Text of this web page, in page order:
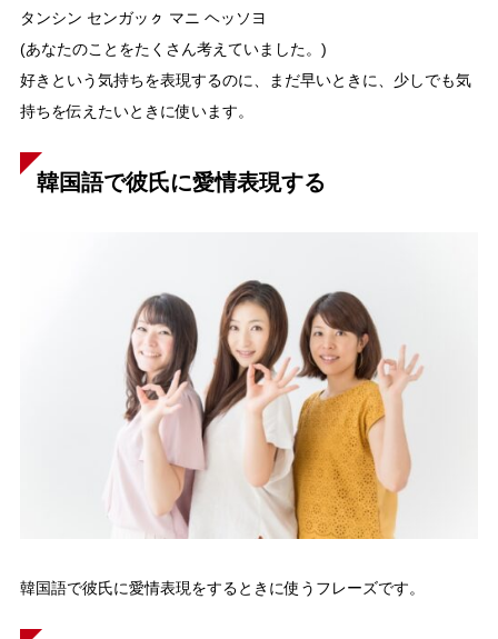
タンシン センガッㇰ マニ ヘッソヨ
(あなたのことをたくさん考えていました。)
好きという気持ちを表現するのに、まだ早いときに、少しでも気
持ちを伝えたいときに使います。
韓国語で彼氏に愛情表現する
韓国語で彼氏に愛情表現をするときに使うフレーズです。